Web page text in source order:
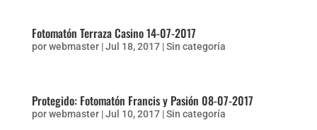
Fotomatón Terraza Casino 14-07-2017
porwebmaster|Jul 18, 2017|Sin categoría
Protegido: Fotomatón Francis y Pasión 08-07-2017
porwebmaster|Jul 10, 2017|Sin categoría